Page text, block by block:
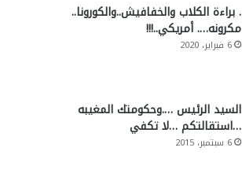
. براءة الكلاب والخفافيش..والكورونا..
مكرونه…. أمريكي..!!!
6 فبراير، 2020
السيد الرئيس ….وحكومتك المغيبه
…استقالتكم …لا تكفي
6 سبتمبر، 2015